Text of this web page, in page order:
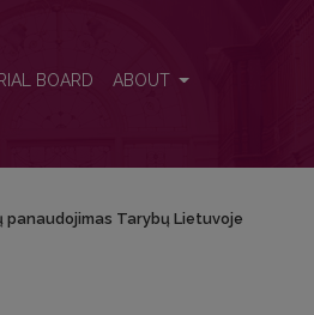
BOARD ABOUT
panaudojimas Tarybų Lietuvoje